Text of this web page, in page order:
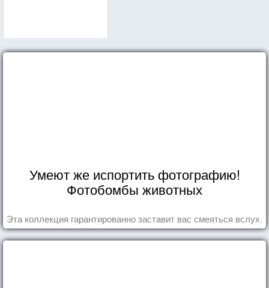
Умеют же испортить фотографию!
Фотобомбы животных
Эта коллекция гарантированно заставит вас смеяться вслух.